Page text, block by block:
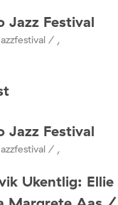
Jazz Festival
/ ,
Jazz Festival
/ ,
Ukentlig: